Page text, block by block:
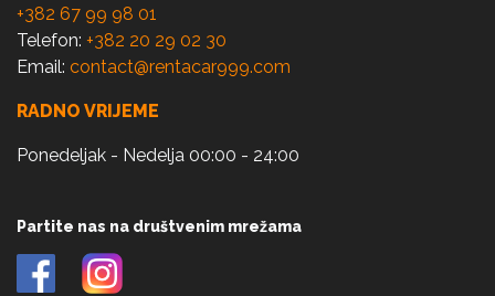
+382 67 99 98 01
Telefon: +382 20 29 02 30
Email: contact@rentacar999.com
RADNO VRIJEME
Ponedeljak - Nedelja 00:00 - 24:00
Partite nas na društvenim mrežama